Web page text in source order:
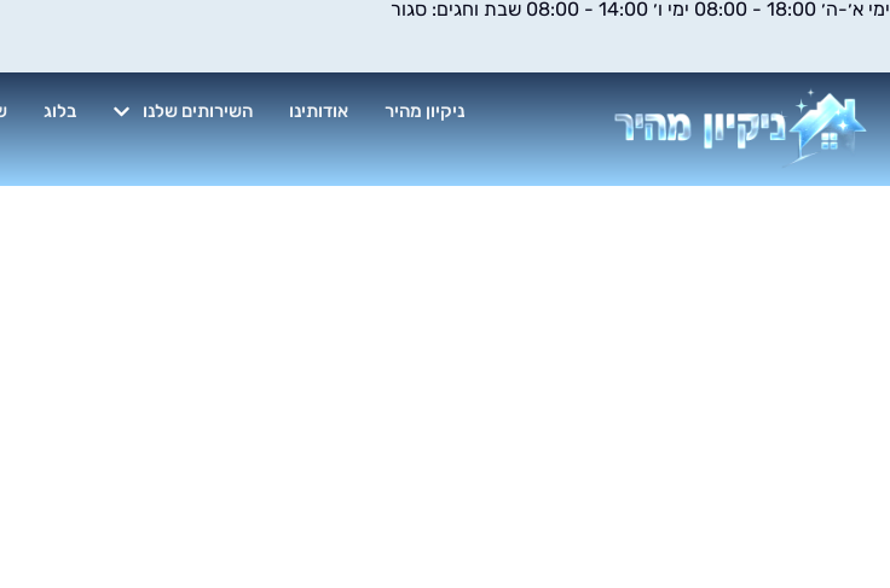
דילוג
ימי א׳-ה׳ 18:00 - 08:00 ימי ו׳ 14:00 - 08:00 שבת וחגים: סגור
ניקיון מהיר אודותינו השירותים שלנו בלוג